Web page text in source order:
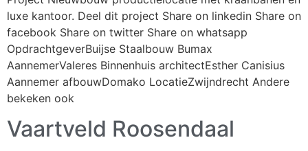
luxe kantoor. Deel dit project Share on linkedin Share on
facebook Share on twitter Share on whatsapp
OpdrachtgeverBuijse Staalbouw Bumax
AannemerValeres Binnenhuis architectEsther Canisius
Aannemer afbouwDomako LocatieZwijndrecht Andere
bekeken ook
Vaartveld Roosendaal